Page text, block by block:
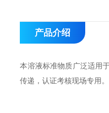
产品介绍
本溶液标准物质广泛适用
传递，认证考核现场专用。